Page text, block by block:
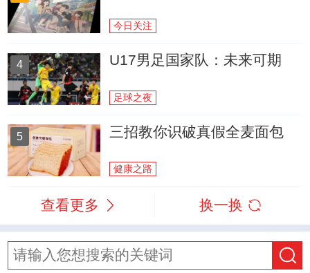
今日关注
4 U17男足国家队：未来可期
足球之夜
5 三招教你识破真假全麦面包
健康之路
查看更多 换一换